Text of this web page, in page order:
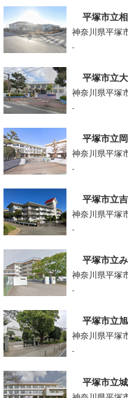
平塚市立
神奈川県平塚
-
平塚市立
神奈川県平塚
-
平塚市立
神奈川県平塚
-
平塚市立
神奈川県平塚
-
平塚市立
神奈川県平塚
-
平塚市立
神奈川県平塚
-
平塚市立